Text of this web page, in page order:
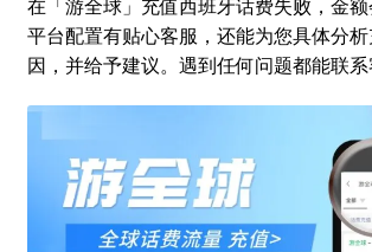
平台配置有贴心客服，还能为您具体分
因，并给予建议。遇到任何问题都能联系